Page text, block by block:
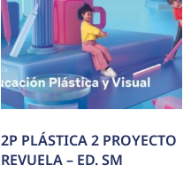
2P PLÁSTICA 2 PROYECTO
REVUELA – ED. SM